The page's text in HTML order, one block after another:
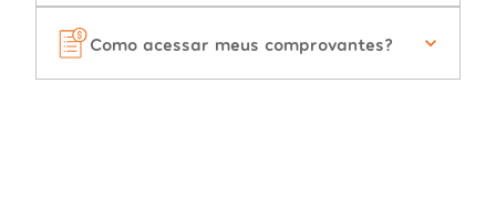
Como acessar meus comprovantes?